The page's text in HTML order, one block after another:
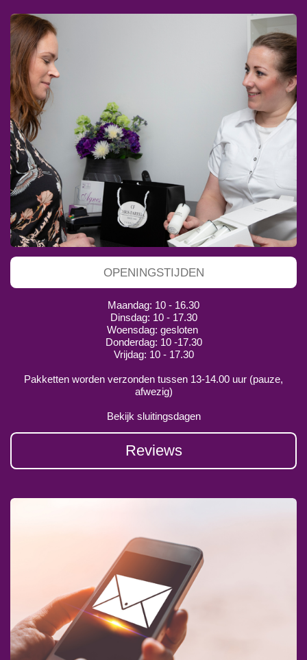
OPENINGSTIJDEN
Maandag: 10 - 16.30
Dinsdag: 10 - 17.30
Woensdag: gesloten
Donderdag: 10 -17.30
Vrijdag: 10 - 17.30
Pakketten worden verzonden tussen 13-14.00 uur (pauze,
afwezig)
Bekijk sluitingsdagen
Reviews